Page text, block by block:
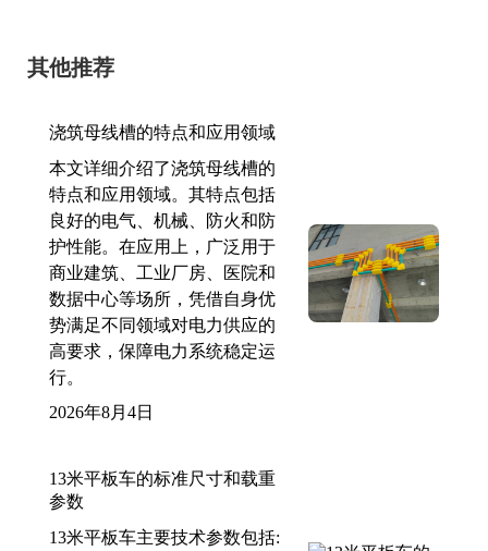
其他推荐
浇筑母线槽的特点和应用领域
本文详细介绍了浇筑母线槽的
特点和应用领域。其特点包括
良好的电气、机械、防火和防
护性能。在应用上，广泛用于
商业建筑、工业厂房、医院和
数据中心等场所，凭借自身优
势满足不同领域对电力供应的
高要求，保障电力系统稳定运
行。
2026年8月4日
13米平板车的标准尺寸和载重
参数
13米平板车主要技术参数包括: